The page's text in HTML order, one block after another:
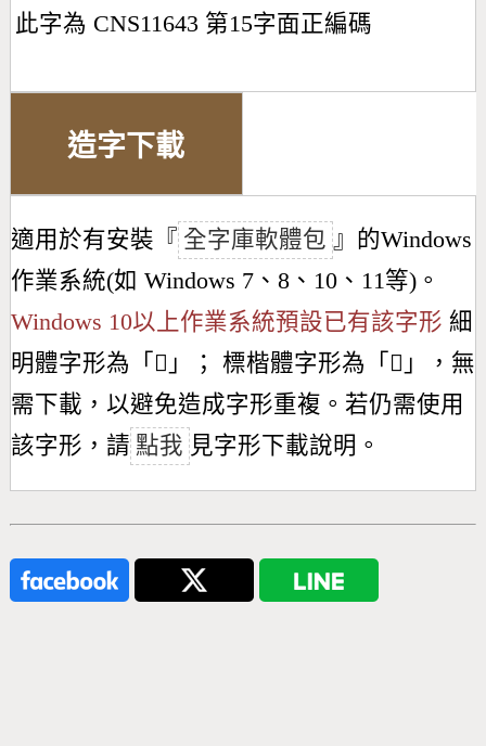
此字為 CNS11643 第15字面正編碼
造字下載
適用於有安裝『 全字庫軟體包 』的Windows
作業系統(如 Windows 7、8、10、11等)。
Windows 10以上作業系統預設已有該字形 細
明體字形為「 𣎥 」； 標楷體字形為「 𣎥 」，無
需下載，以避免造成字形重複。若仍需使用
該字形，請 點我 見字形下載說明。